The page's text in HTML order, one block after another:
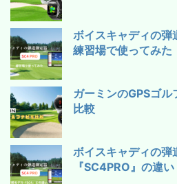
ボイスキャディの弾
練習場で使ってみた
ガーミンのGPSゴ
比較
ボイスキャディの弾
『SC4PRO』の違い